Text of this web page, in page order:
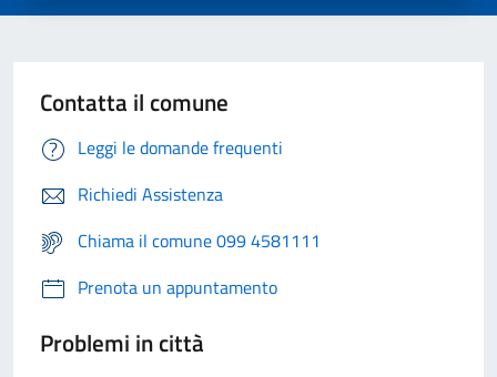
Contatta il comune
Leggi le domande frequenti
Richiedi Assistenza
Chiama il comune 099 4581111
Prenota un appuntamento
Problemi in città